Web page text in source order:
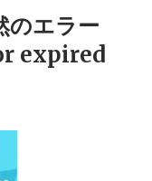
のエラー
expired